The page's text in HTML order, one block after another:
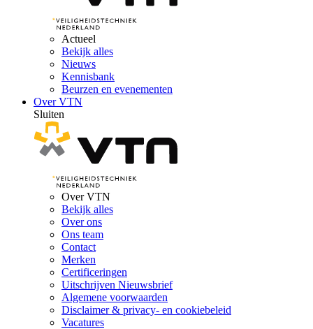
Actueel
Bekijk alles
Nieuws
Kennisbank
Beurzen en evenementen
Over VTN
Sluiten
Over VTN
Bekijk alles
Over ons
Ons team
Contact
Merken
Certificeringen
Uitschrijven Nieuwsbrief
Algemene voorwaarden
Disclaimer & privacy- en cookiebeleid
Vacatures